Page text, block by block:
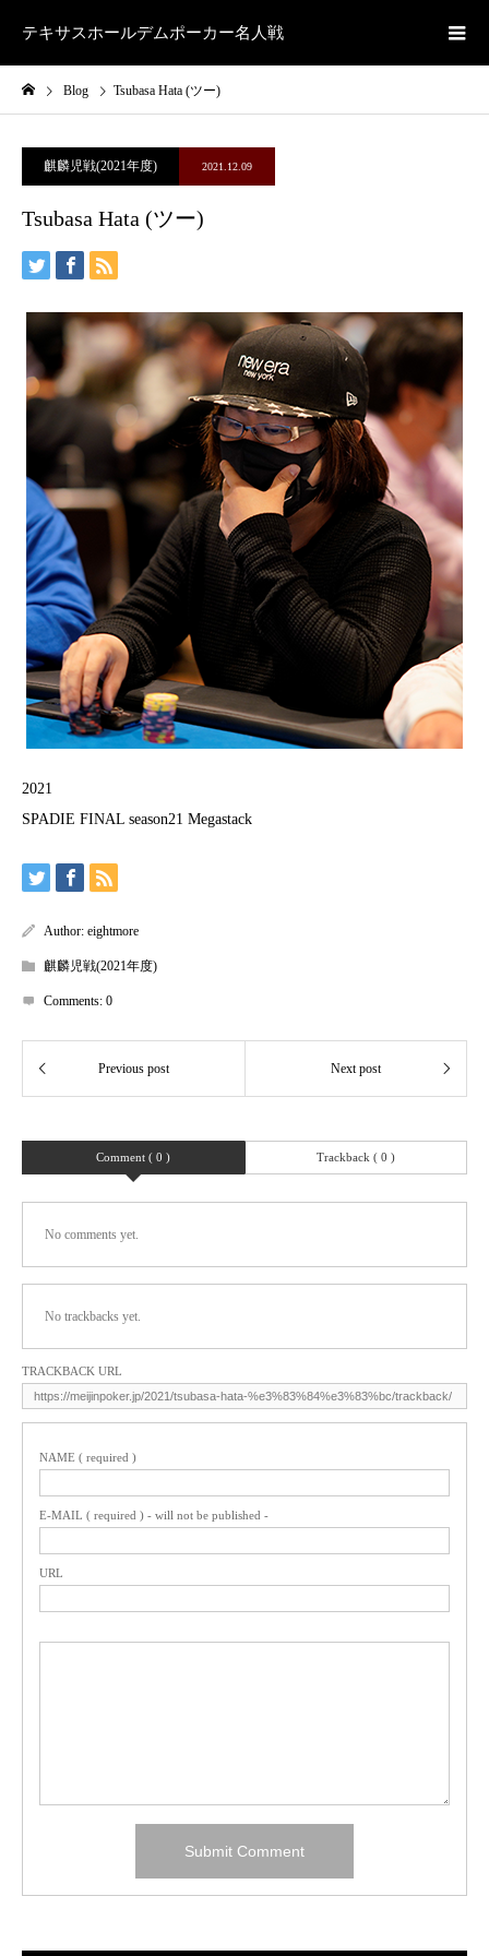
テキサスホールデムポーカー名人戦
Blog Tsubasa Hata (ツー)
麒麟児戦(2021年度) 2021.12.09
Tsubasa Hata (ツー)
2021
SPADIE FINAL season21 Megastack
Author: eightmore
麒麟児戦(2021年度)
Comments: 0
Comment ( 0 ) Trackback ( 0 )
No comments yet.
No trackbacks yet.
TRACKBACK URL
NAME ( required )
E-MAIL ( required ) - will not be published -
URL